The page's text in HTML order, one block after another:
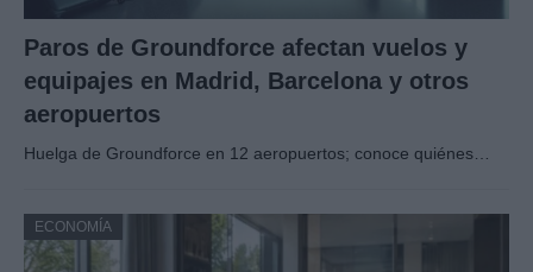
Paros de Groundforce afectan vuelos y
equipajes en Madrid, Barcelona y otros
aeropuertos
Huelga de Groundforce en 12 aeropuertos; conoce quiénes…
ECONOMÍA